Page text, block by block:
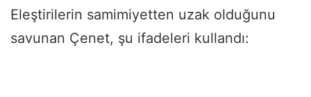
Eleştirilerin samimiyetten uzak olduğunu
savunan Çenet, şu ifadeleri kullandı: